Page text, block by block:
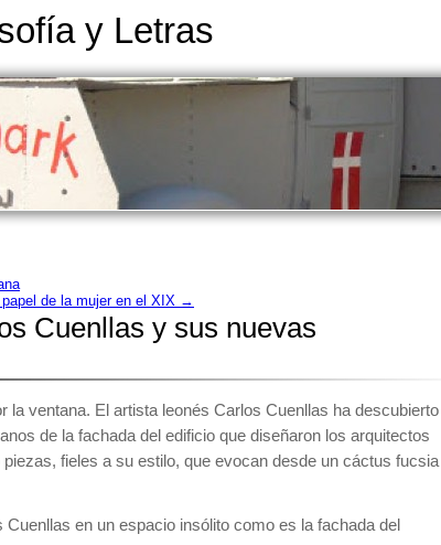
y Letras
de la mujer en el XIX →
Cuenllas y sus nuevas
la ventana. El artista leonés Carlos Cuenllas ha descubierto
de la fachada del edificio que diseñaron los arquitectos
piezas, fieles a su estilo, que evocan desde un cáctus fucsia